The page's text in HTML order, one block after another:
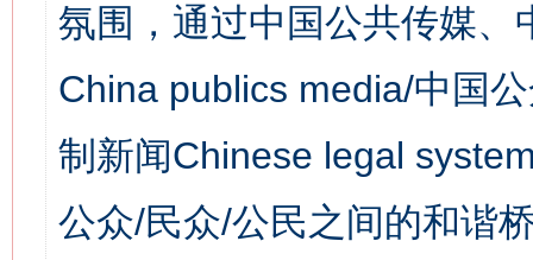
氛围，通过中国公共传媒
China publics media/中国
制新闻Chinese legal
公众/民众/公民之间的和谐